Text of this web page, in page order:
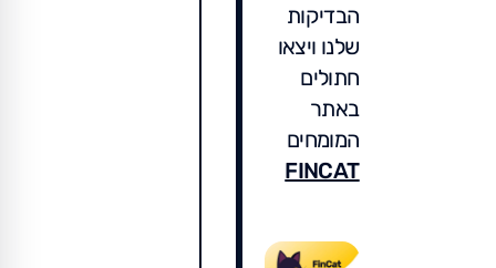
הבדיקות
שלנו ויצאו
חתולים
באתר
המומחים
FINCAT